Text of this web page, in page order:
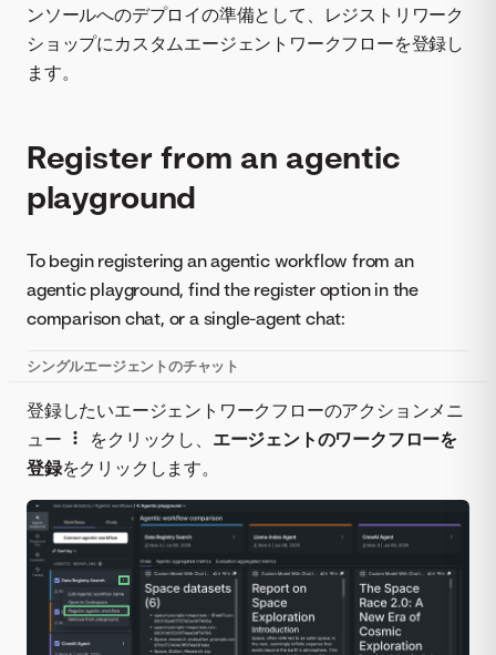
ンソールへのデプロイの準備として、レジストリワーク
ショップにカスタムエージェントワークフローを登録し
ます。
Register from an agentic
playground
To begin registering an agentic workflow from an
agentic playground, find the register option in the
comparison chat, or a single-agent chat:
シングルエージェントのチャット
登録したいエージェントワークフローのアクションメニ
ュー
をクリックし、 エージェントのワークフローを
登録をクリックします。